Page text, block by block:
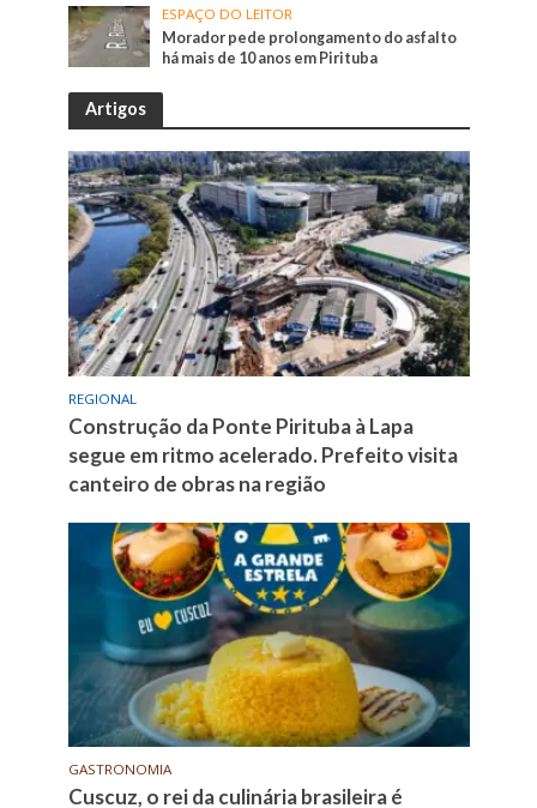
ESPAÇO DO LEITOR
Morador pede prolongamento do asfalto
há mais de 10 anos em Pirituba
Artigos
REGIONAL
Construção da Ponte Pirituba à Lapa
segue em ritmo acelerado. Prefeito visita
canteiro de obras na região
GASTRONOMIA
Cuscuz, o rei da culinária brasileira é